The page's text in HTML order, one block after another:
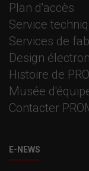
Plan d'accès
Service
Services de
Design
Histoire de
Musée
Contacter
E-NEWS